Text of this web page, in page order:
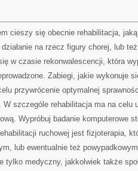
cieszy się obecnie rehabilitacja,
na rzecz figury chorej, lub
w czasie rekonwalescencji, która
Zabiegi, jakie wykonuje
przywrócenie optymalnej
szczególe rehabilitacja ma na celu
Wypróbuj badanie komputerowe
ruchowej jest fizjoterapia,
lub ewentualnie też
tylko medyczny, jakkolwiek także